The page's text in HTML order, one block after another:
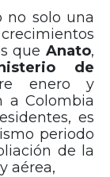
no solo una
que Anato,
de
enero y
a Colombia
es
periodo
de la
aérea,